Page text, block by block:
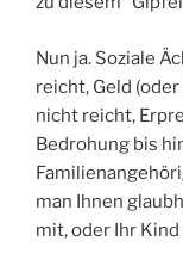
Nun ja. Soziale
reicht, Geld
nicht reicht,
Bedrohung bis
man Ihnen
mit, oder Ihr